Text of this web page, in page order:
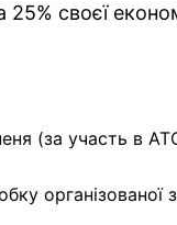
своєї
(за участь в
організованої